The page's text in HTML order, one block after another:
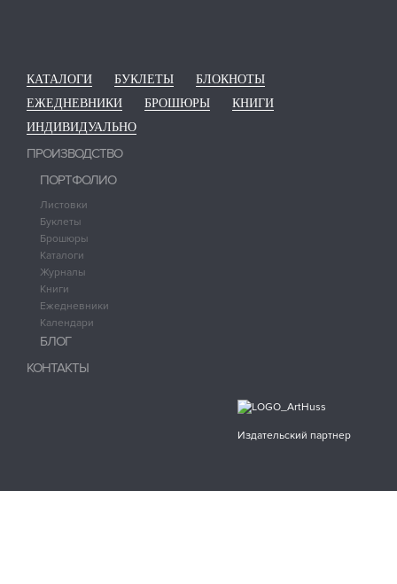
КАТАЛОГИ БУКЛЕТЫ
БЛОКНОТЫ
ЕЖЕДНЕВНИКИ
БРОШЮРЫ
КНИГИ
ИНДИВИДУАЛЬНО
ПРОИЗВОДСТВО
ПОРТФОЛИО
Листовки
Буклеты
Брошюры
Каталоги
Журналы
Книги
Ежедневники
Календари
БЛОГ
КОНТАКТЫ
Издательский партнер